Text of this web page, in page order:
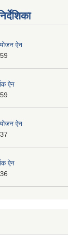
ऐन
ऐन
ऐन
ऐन